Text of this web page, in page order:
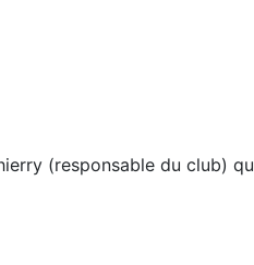
(responsable du club)